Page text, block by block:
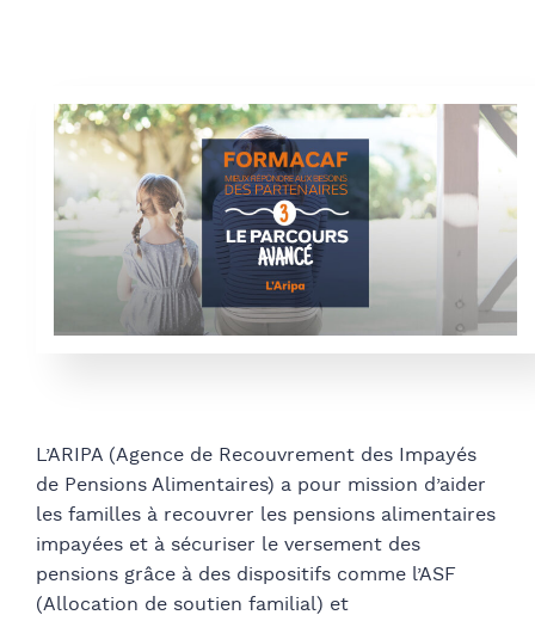
L’ARIPA (Agence de Recouvrement des Impayés
de Pensions Alimentaires) a pour mission d’aider
les familles à recouvrer les pensions alimentaires
impayées et à sécuriser le versement des
pensions grâce à des dispositifs comme l’ASF
(Allocation de soutien familial) et